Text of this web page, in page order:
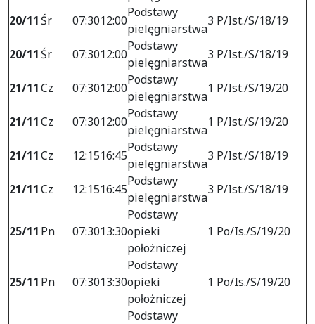
20/11Śr 07:3012:00
Podstawy
pielęgniarstwa
3 P/Ist./S/18/19
20/11Śr 07:3012:00
Podstawy
pielęgniarstwa
3 P/Ist./S/18/19
21/11Cz 07:3012:00
Podstawy
pielęgniarstwa
1 P/Ist./S/19/20
21/11Cz 07:3012:00
Podstawy
pielęgniarstwa
1 P/Ist./S/19/20
21/11Cz 12:1516:45
Podstawy
pielęgniarstwa
3 P/Ist./S/18/19
21/11Cz 12:1516:45
Podstawy
pielęgniarstwa
3 P/Ist./S/18/19
25/11 Pn 07:3013:30
Podstawy
opieki
położniczej
1 Po/Is./S/19/20
25/11 Pn 07:3013:30
Podstawy
opieki
położniczej
1 Po/Is./S/19/20
Podstawy